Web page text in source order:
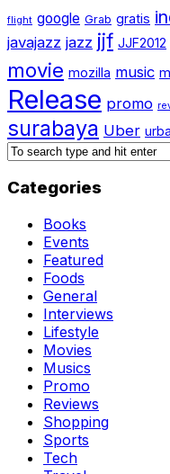
flight google Grab gratis
javajazz jazz jjf JJF2012
movie mozilla music
Release promo
surabaya Uber
Categories
Books
Events
Featured
Foods
General
Interviews
Lifestyle
Movies
Musics
Promo
Reviews
Shopping
Sports
Tech